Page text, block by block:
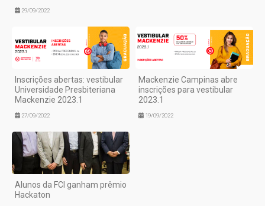
29/09/2022
Inscrições abertas: vestibular
Universidade Presbiteriana
Mackenzie 2023.1
27/09/2022
Mackenzie Campinas abre
inscrições para vestibular
2023.1
19/09/2022
Alunos da FCI ganham prêmio
Hackaton